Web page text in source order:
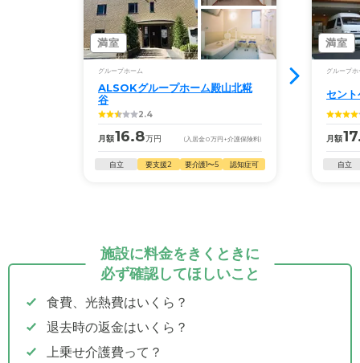
満室
グループホーム
ALSOKグループホーム殿山北糀
谷
2.4
月額16.8万円 (入居金0万円 +介護保険料)
自立 要支援2 要介護1〜5 認知症可
満室
グループホ
セン
月額
自立
施設に料金をきくときに
必ず確認してほしいこと
食費、光熱費はいくら？
退去時の返金はいくら？
上乗せ介護費って？